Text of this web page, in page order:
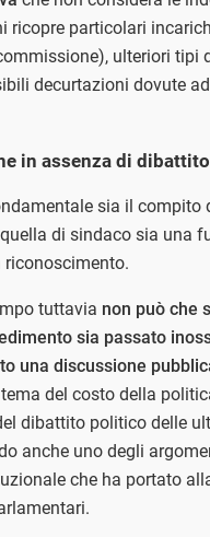
ricopre particolari
ulteriori tipi
decurtazioni dovute
in assenza di dibattito
sia il compito
di sindaco sia una
riconoscimento.
tuttavia non può che
sia passato
una discussione
del costo della
dibattito politico delle
anche uno degli
che ha portato